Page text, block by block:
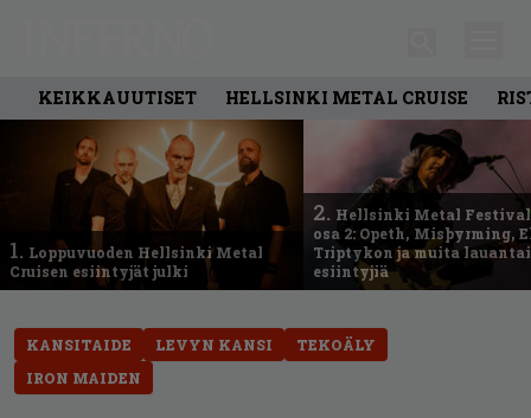
KEIKKAUUTISET HELLSINKI METAL CRUISE
1. Loppuvuoden Hellsinki Metal
Cruisen esiintyjät julki
2. Hellsinki Metal
osa 2: Opeth, Misþyrming,
Triptykon ja muita
esiintyjiä
KANSITAIDE LEVYN KANSI
TEKOÄLY
IRON MAIDEN